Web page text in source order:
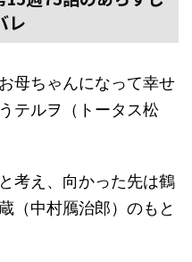
レ
母ちゃんになって幸せ
テルヲ（トータス松
考え、向かった先は鶴
（中村鴈治郎）のもと